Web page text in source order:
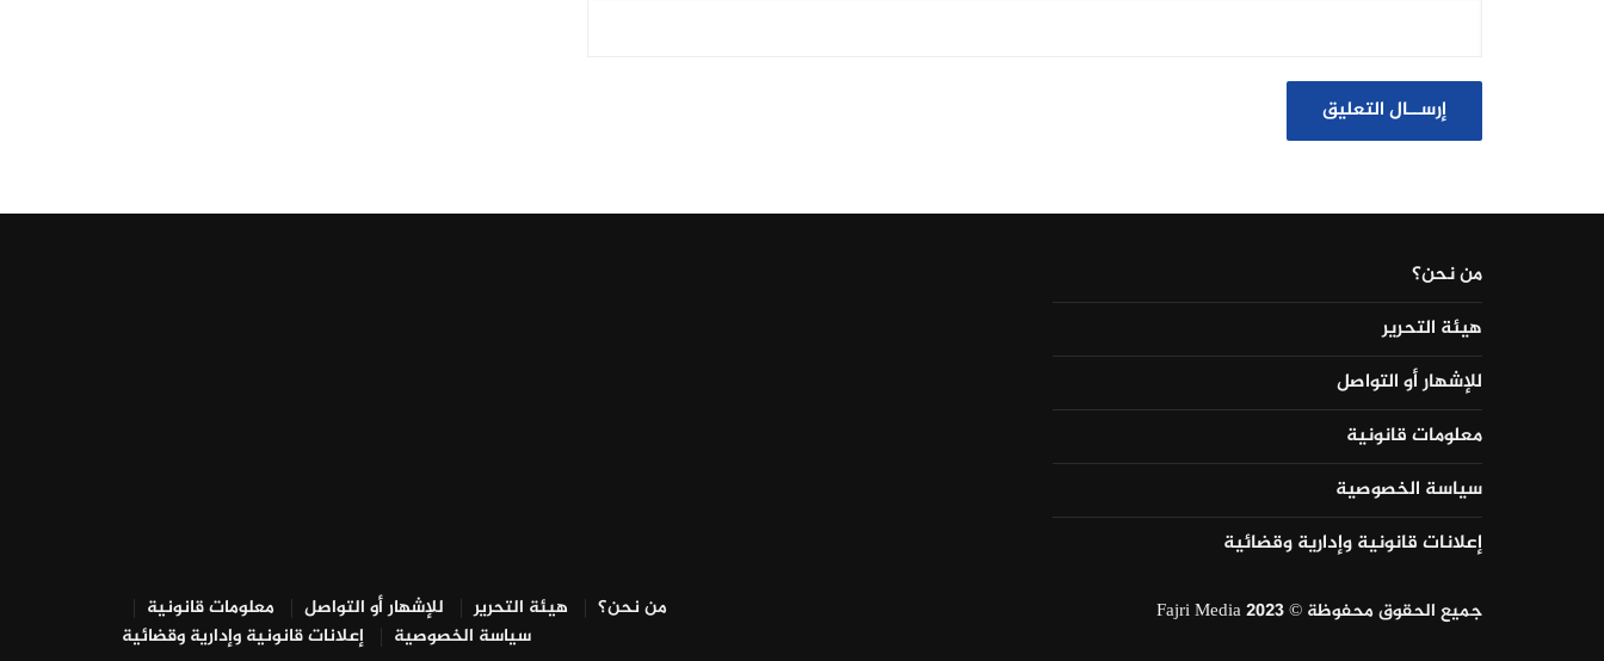
من نحن؟
هيئة التحرير
للإشهار أو التواصل
معلومات قانونية
سياسة الخصوصية
إعلانات قانونية وإدارية وقضائية
جميع الحقوق محفوظة © Fajri Media 2023 من نحن؟ هيئة التحرير للإشهار أو التواصل
معلومات قانونية
سياسة الخصوصية
إعلانات قانونية وإدارية وقضائية